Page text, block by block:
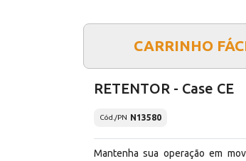
CARRINHO
RETENTOR - Case CE
Cód./PN N13580
Mantenha sua operação em